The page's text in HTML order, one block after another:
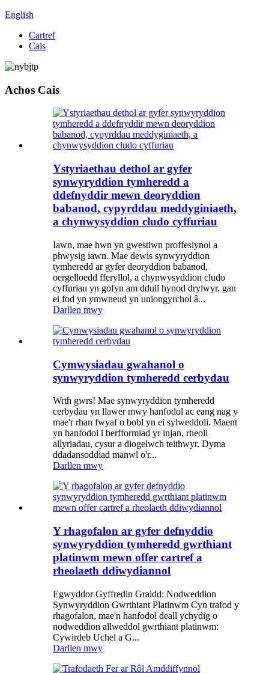
English
Cartref
Cais
Achos Cais
Ystyriaethau dethol ar gyfer
synwyryddion tymheredd a
ddefnyddir mewn deoryddion
babanod, cypyrddau meddyginiaeth,
a chynwysyddion cludo cyffuriau
Iawn, mae hwn yn gwestiwn proffesiynol a
phwysig iawn. Mae dewis synwyryddion
tymheredd ar gyfer deoryddion babanod,
oergelloedd fferyllol, a chynwysyddion cludo
cyffuriau yn gofyn am ddull hynod drylwyr, gan
ei fod yn ymwneud yn uniongyrchol â...
Darllen mwy
Cymwysiadau gwahanol o
synwyryddion tymheredd cerbydau
Wrth gwrs! Mae synwyryddion tymheredd
cerbydau yn llawer mwy hanfodol ac eang nag y
mae'r rhan fwyaf o bobl yn ei sylweddoli. Maent
yn hanfodol i berfformiad yr injan, rheoli
allyriadau, cysur a diogelwch teithwyr. Dyma
ddadansoddiad manwl o'r...
Darllen mwy
Y rhagofalon ar gyfer defnyddio
synwyryddion tymheredd gwrthiant
platinwm mewn offer cartref a
rheolaeth ddiwydiannol
Egwyddor Gyffredin Graidd: Nodweddion
Synwyryddion Gwrthiant Platinwm Cyn trafod y
rhagofalon, mae'n hanfodol deall ychydig o
nodweddion allweddol gwrthiant platinwm:
Cywirdeb Uchel a G...
Darllen mwy